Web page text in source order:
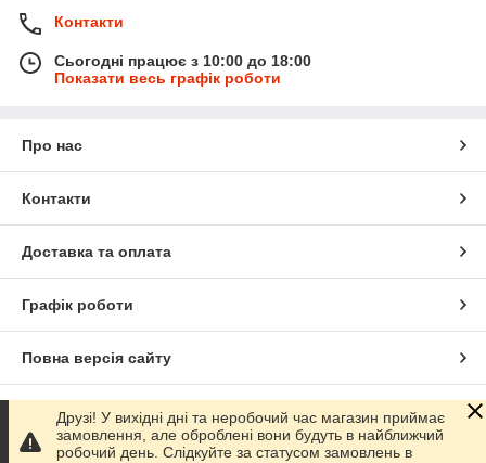
Контакти
Сьогодні працює з 10:00 до 18:00
Показати весь графік роботи
Про нас
Контакти
Доставка та оплата
Графік роботи
Повна версія сайту
Сайт створено на маркетплейсі Prom.ua
Друзі! У вихідні дні та неробочий час магазин приймає
замовлення, але оброблені вони будуть в найближчий
робочий день. Слідкуйте за статусом замовлень в